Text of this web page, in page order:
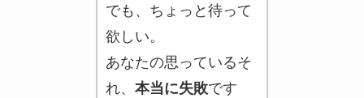
でも、ちょっと待って
欲しい。
あなたの思っているそ
れ、 本当に失敗です